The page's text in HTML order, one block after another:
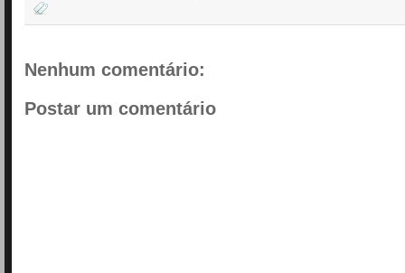
Nenhum comentário:
Postar um comentário